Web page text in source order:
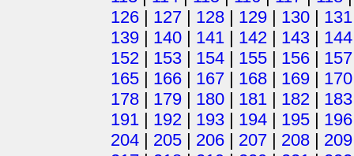
126 | 127 | 128 | 129 | 130 | 131
139 | 140 | 141 | 142 | 143 | 144
152 | 153 | 154 | 155 | 156 | 157
165 | 166 | 167 | 168 | 169 | 170
178 | 179 | 180 | 181 | 182 | 183
191 | 192 | 193 | 194 | 195 | 196
204 | 205 | 206 | 207 | 208 | 209